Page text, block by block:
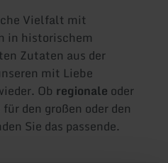
Vielfalt mit
in historischem
Zutaten aus der
mit Liebe
Ob regionale oder
für den großen oder den
Sie das passende.